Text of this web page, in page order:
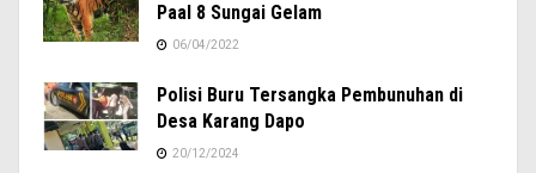
Paal 8 Sungai Gelam
06/04/2022
Polisi Buru Tersangka Pembunuhan di
Desa Karang Dapo
20/12/2024